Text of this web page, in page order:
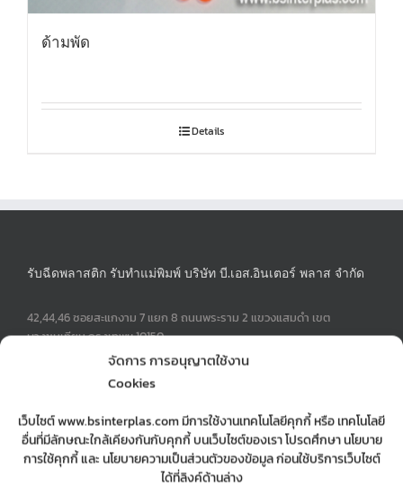
จัดการ การอนุญาตใช้งาน
Cookies
เว็บไซต์ www.bsinterplas.com มีการใช้งานเทคโนโลยีคุกกี้ หรือ เทคโนโลยี
อื่นที่มีลักษณะใกล้เคียงกันกับคุกกี้ บนเว็บไซต์ของเรา โปรดศึกษา นโยบาย
การใช้คุกกี้ และ นโยบายความเป็นส่วนตัวของข้อมูล ก่อนใช้บริการเว็บไซต์
ได้ที่ลิงค์ด้านล่าง
ด้ามพัด
Details
รับฉีดพลาสติก รับทำแม่พิมพ์ บริษัท บี.เอส.อินเตอร์ พลาส จำกัด
42,44,46 ซอยสะแกงาม 7 แยก 8 ถนนพระราม 2 แขวงแสมดำ เขต
บางขุนเทียน กรุงเทพฯ 10150
02-897-0245-6
0890715999 | 0623650556
Email:
sopa.manager@gmail.com
Web:รับฉีดพาสติก รับทำแม่พิมพ์ บริษัท บี.เอส. อินเตอร์ พลาส จำกัด